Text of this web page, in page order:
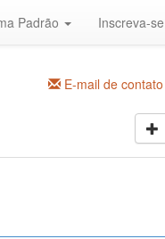
Padrão Inscreva-se
E-mail de contato